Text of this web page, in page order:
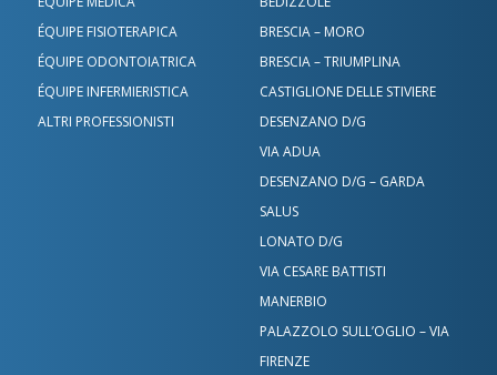
Benacus Diagnostics - Lonato - Via Mapella
diagnostica@benacuslab.com
Manerbio
Medicina dello Sport Sant’Alessandro - Via J.F.
+393497473251
Benacus Lab - Palazzolo -
Poliambulatorio
+393356380789
Benacus Lab - Salò - Poliambulatorio
+393783046899
Benadent - Le Vele - Studio dentistico
Salò
Palazzolo s/O - Sant'Alessandro
+390307401866
Palazzolo s/O - San Pancrazio
+39030738499
ÉQUIPE FISIOTERAPICA
ÉQUIPE ODONTOIATRICA
ÉQUIPE INFERMIERISTICA
ALTRI PROFESSIONISTI
BRESCIA – MORO
BRESCIA – TRIUMPLINA
CASTIGLIONE DELLE STIVIERE
DESENZANO D/G
VIA ADUA
DESENZANO D/G – GARDA
SALUS
LONATO D/G
VIA CESARE BATTISTI
MANERBIO
PALAZZOLO SULL’OGLIO – VIA
FIRENZE